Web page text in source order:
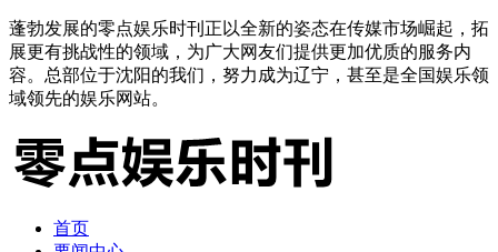
蓬勃发展的零点娱乐时刊正以全新的姿态在传媒市场崛起，拓
展更有挑战性的领域，为广大网友们提供更加优质的服务内
容。总部位于沈阳的我们，努力成为辽宁，甚至是全国娱乐领
域领先的娱乐网站。
首页